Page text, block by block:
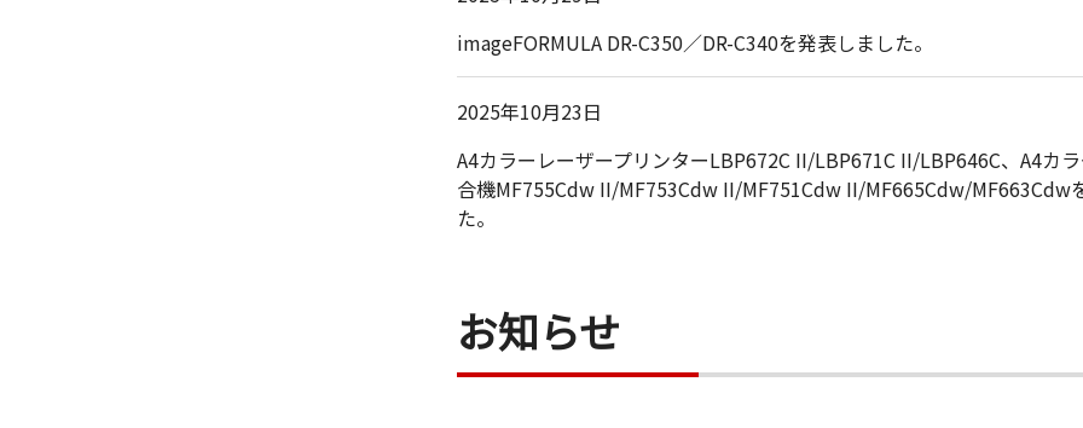
imageFORMULA DR-C350／DR-C340を発表しました。
2025年10月23日
A4カラーレーザープリンターLBP672C II/LBP671C II/LBP646C、A4カ
合機MF755Cdw II/MF753Cdw II/MF751Cdw II/MF665Cdw/MF663Cdw
た。
お知らせ